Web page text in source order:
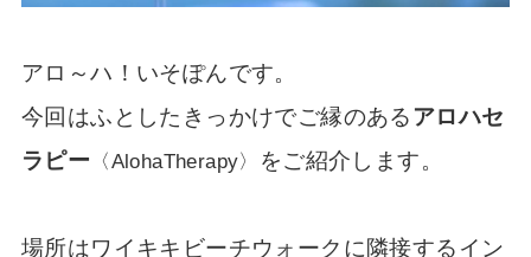
アロ～ハ！いそぽんです。
今回はふとしたきっかけでご縁のある アロハセ
ラピー 〈AlohaTherapy〉 をご紹介します。
場所はワイキキビーチウォークに隣接するイン